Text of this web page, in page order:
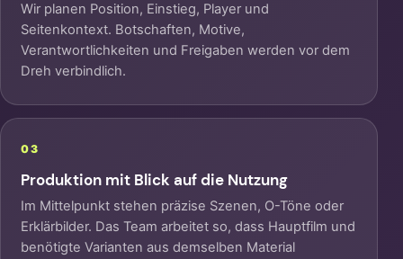
Wir planen Position, Einstieg, Player und
Seitenkontext. Botschaften, Motive,
Verantwortlichkeiten und Freigaben werden vor dem
Dreh verbindlich.
03
Produktion mit Blick auf die Nutzung
Im Mittelpunkt stehen präzise Szenen, O-Töne oder
Erklärbilder. Das Team arbeitet so, dass Hauptfilm und
benötigte Varianten aus demselben Material